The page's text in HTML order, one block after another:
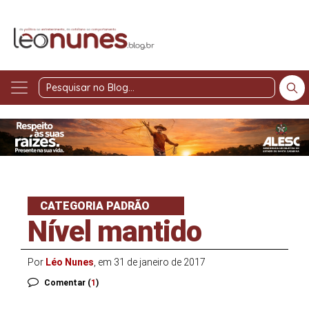
Pesquisar
Blog
CATEGORIA PADRÃO
Nível mantido
Por Léo Nunes , em 31 de janeiro de 2017
Comentar (1)